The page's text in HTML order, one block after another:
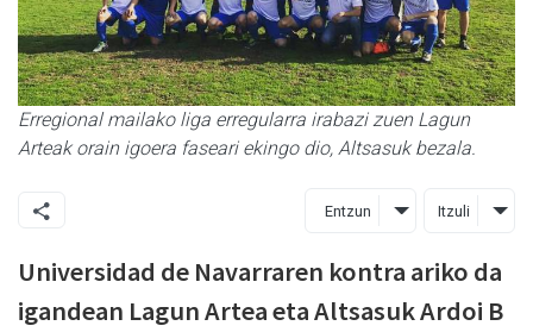
Erregional mailako liga erregularra irabazi zuen Lagun
Arteak orain igoera faseari ekingo dio, Altsasuk bezala.
Entzun Itzuli
Universidad de Navarraren kontra ariko da
igandean Lagun Artea eta Altsasuk Ardoi B